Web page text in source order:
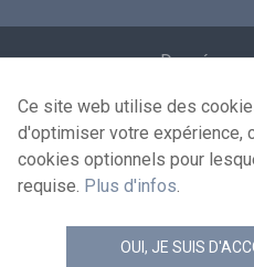
Données
Conditions
Ce site web utilise des
d'optimiser votre expérience,
cookies optionnels pour
requise. Plus d'infos.
OUI, JE SUIS